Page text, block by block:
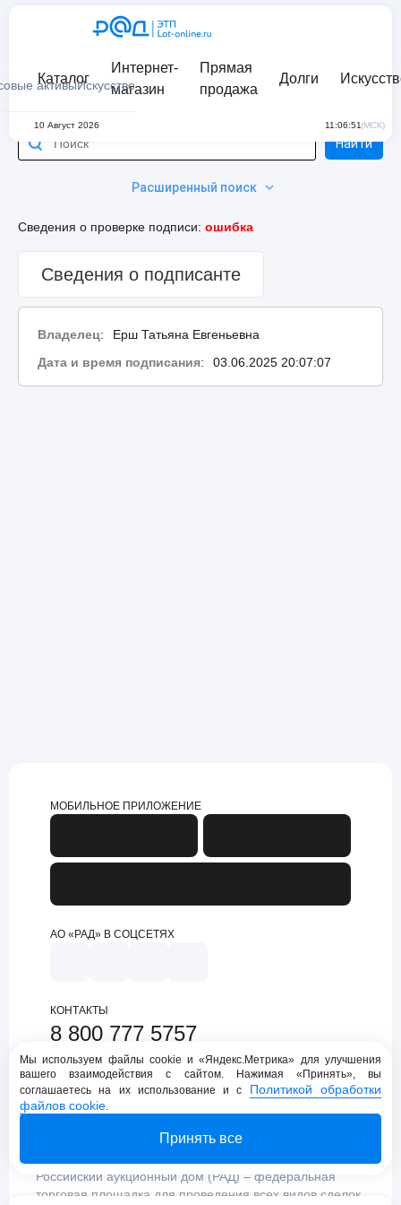
активыИскусство
Каталог
Интернет-
магазин
Прямая
продажа
Долги
10 Август 2026 11:06:51(МСК)
Расширенный поиск
Найти
Сведения о проверке подписи: ошибка
Сведения о подписанте
Владелец:
Ерш Татьяна Евгеньевна
Дата и время подписания: 03.06.2025 20:07:07
МОБИЛЬНОЕ ПРИЛОЖЕНИЕ
АО «РАД» В СОЦСЕТЯХ
КОНТАКТЫ
8 800 777 5757
support@lot-online.ru
Техническая поддержка
Российский аукционный дом (РАД) – федеральная
торговая площадка для проведения всех видов сделок
Мы используем файлы cookie и «Яндекс.Метрика» для улучшения
вашего взаимодействия с сайтом. Нажимая «Принять», вы
соглашаетесь на их использование и с Политикой обработки
файлов cookie.
Принять все